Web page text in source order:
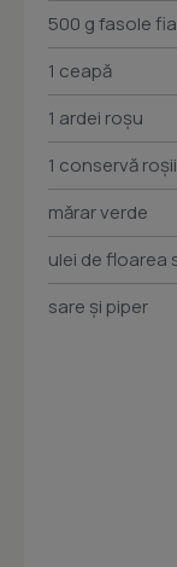
500 g fasole
1 ceapă
1 ardei roșu
1 conservă
mărar verde
ulei de floarea
sare și piper